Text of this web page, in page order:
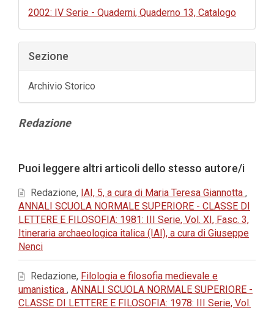
2002: IV Serie - Quaderni, Quaderno 13, Catalogo
Sezione
Archivio Storico
Contenuto
Redazione
dell'articolo
Puoi leggere altri articoli dello stesso autore/i
Redazione, IAI, 5, a cura di Maria Teresa Giannotta ,
ANNALI SCUOLA NORMALE SUPERIORE - CLASSE DI
LETTERE E FILOSOFIA: 1981: III Serie, Vol. XI, Fasc. 3,
Itineraria archaeologica italica (IAI), a cura di Giuseppe
Nenci
Redazione, Filologia e filosofia medievale e
umanistica , ANNALI SCUOLA NORMALE SUPERIORE -
CLASSE DI LETTERE E FILOSOFIA: 1978: III Serie, Vol.